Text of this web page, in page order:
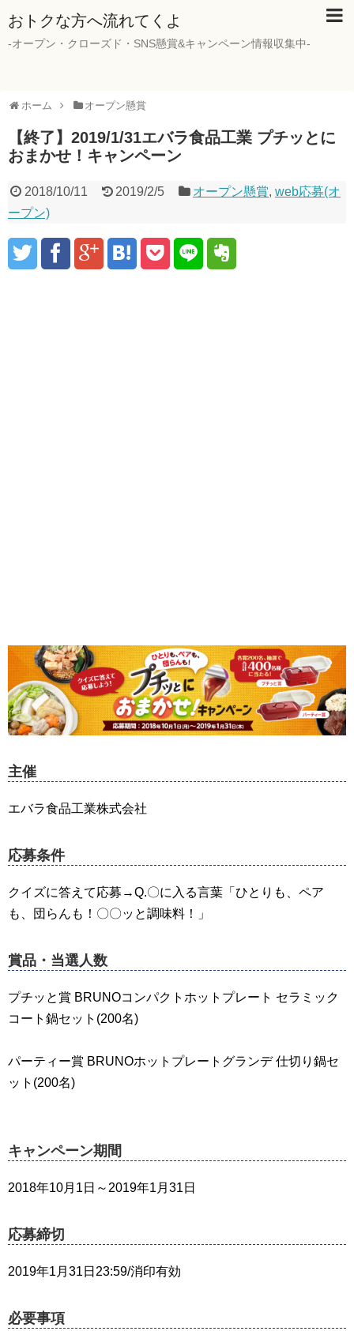
おトクな方へ流れてくよ
-オープン・クローズド・SNS懸賞&キャンペーン情報収集中-
ホーム オープン懸賞
【終了】2019/1/31エバラ食品工業 プチッとに
おまかせ！キャンペーン
2018/10/11 2019/2/5 オープン懸賞,web応募(オ
ープン)
主催
エバラ食品工業株式会社
応募条件
クイズに答えて応募→Q.〇に入る言葉「ひとりも、ペア
も、団らんも！〇〇ッと調味料！」
賞品・当選人数
プチッと賞 BRUNOコンパクトホットプレート セラミック
コート鍋セット(200名)
パーティー賞 BRUNOホットプレートグランデ 仕切り鍋セ
ット(200名)
キャンペーン期間
2018年10月1日～2019年1月31日
応募締切
2019年1月31日23:59/消印有効
必要事項